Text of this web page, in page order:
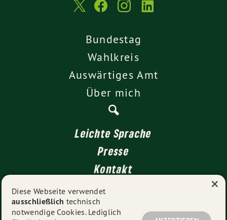
Bundestag
Wahlkreis
Auswärtiges Amt
Über mich
Leichte Sprache
Presse
Kontakt
Impressum
Datenschutz
Diese Webseite verwendet
ausschließlich technisch
notwendige Cookies. Lediglich
×